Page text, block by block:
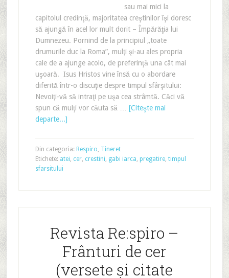
sau mai mici la
capitolul credinţă, majoritatea creştinilor îşi doresc
să ajungă în acel lor mult dorit – Împărăţia lui
Dumnezeu. Pornind de la principiul „toate
drumurile duc la Roma”, mulţi şi-au ales propria
cale de a ajunge acolo, de preferinţă una cât mai
uşoară. Isus Hristos vine însă cu o abordare
diferită într-o discuţie despre timpul sfârşitului:
Nevoiţi-vă să intraţi pe uşa cea strâmtă. Căci vă
spun că mulţi vor căuta să … [Citeşte mai
departe...]
Din categoria: Respiro, Tineret
Etichete: atei, cer, crestini, gabi iarca, pregatire, timpul
sfarsitului
Revista Re:spiro –
Frânturi de cer
(versete și citate